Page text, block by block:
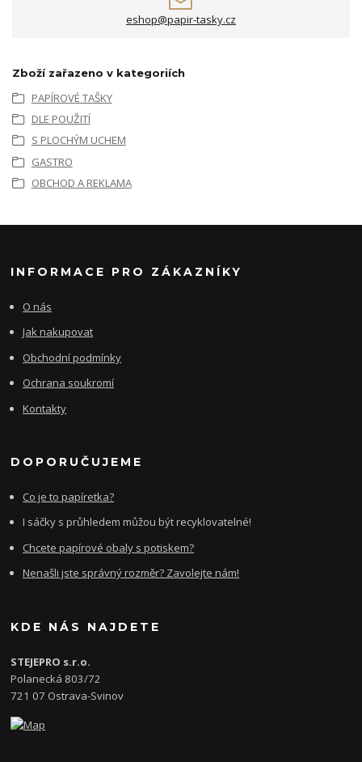
eshop@papir-tasky.cz
Zboží zařazeno v kategoriích
PAPÍROVÉ TAŠKY
DLE POUŽITÍ
S PLOCHÝM UCHEM
GASTRO
OBCHOD A REKLAMA
INFORMACE PRO ZÁKAZNÍKY
O nás
Jak nakupovat
Obchodní podmínky
Ochrana soukromí
Kontakty
DOPORUČUJEME
Co je to papíretka?
I sáčky s průhledem můžou být recyklovatelné!
Chcete papírové obaly s potiskem?
Nenašli jste správný rozměr? Zavolejte nám!
KDE NÁS NAJDETE
STEJEPRO s.r.o.
Polanecká 803/72
721 07 Ostrava-Svinov